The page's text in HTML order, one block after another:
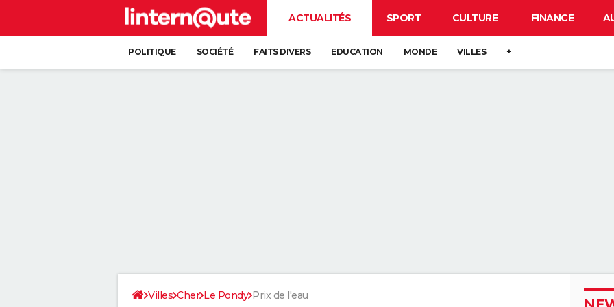
ACTUALITÉS SPORT CULTURE FINANCE
POLITIQUE SOCIÉTÉ FAITS DIVERS EDUCATION MONDE VILLES +
Villes Cher Le Pondy Prix de l'eau